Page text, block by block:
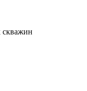
скважин